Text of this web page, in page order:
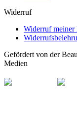
Widerruf
Widerruf meiner
Gefördert von der
Medien